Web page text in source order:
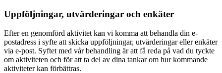
Uppföljningar, utvärderingar och enkäter
Efter en genomförd aktivitet kan vi komma att behandla din e-
postadress i syfte att skicka uppföljningar, utvärderingar eller enkäter
via e-post. Syftet med vår behandling är att få reda på vad du tyckte
om aktiviteten och för att ta del av dina tankar om hur kommande
aktiviteter kan förbättras.